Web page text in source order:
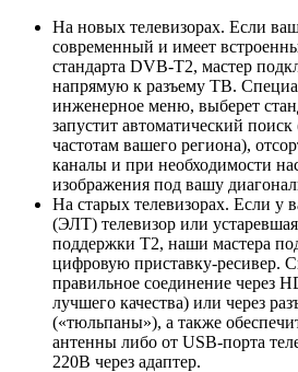
На новых телевизорах. Если
современный и имеет
стандарта DVB-T2, мастер
напрямую к разъему ТВ.
инженерное меню, выберет
запустит автоматический
частотам вашего региона),
каналы и при необходимости
изображения под вашу
На старых телевизорах. Если у
(ЭЛТ) телевизор или
поддержки T2, наши мастера
цифровую приставку-ресивер.
правильное соединение через
лучшего качества) или через
(«тюльпаны»), а также
антенны либо от USB-порта
220В через адаптер.